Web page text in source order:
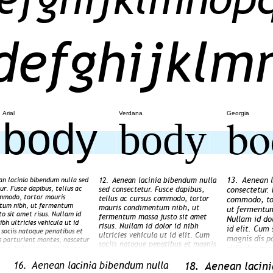
body
Arial
body
Verdana Georgia
lacinia bibendum nulla sed
Fusce dapibus, tellus ac
tortor mauris
nibh, ut fermentum
sit amet risus. Nullam id
ultricies vehicula ut id
natoque penatibus et
parturient montes, nascetur
12. Aenean lacinia bibendum nulla
sed consectetur. Fusce dapibus,
tellus ac cursus commodo, tortor
mauris condimentum nibh, ut
fermentum massa justo sit amet
risus. Nullam id dolor id nibh
ultricies vehicula ut id elit. Cum
sociis natoque penatibus et magnis
ridiculus mus. Nulla vitae elit
13. Aenean
consectetur.
commodo,
ut
Nullam id
id elit. Cum
magnis dis
16. Aenean lacinia bibendum nulla
18. Aenean